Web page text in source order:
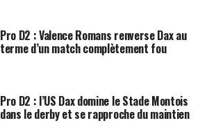
Pro D2 : Valence Romans renverse Dax au
terme d’un match complètement fou
Pro D2 : l’US Dax domine le Stade Montois
dans le derby et se rapproche du maintien